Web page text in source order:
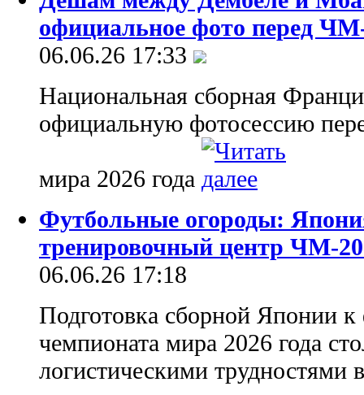
официальное фото перед
06.06.26 17:33
Национальная сборная
официальную фотосессию
мира 2026 года
Футбольные огороды:
тренировочный центр ЧМ-
06.06.26 17:18
Подготовка сборной Японии
чемпионата мира 2026 года
логистическими трудностями